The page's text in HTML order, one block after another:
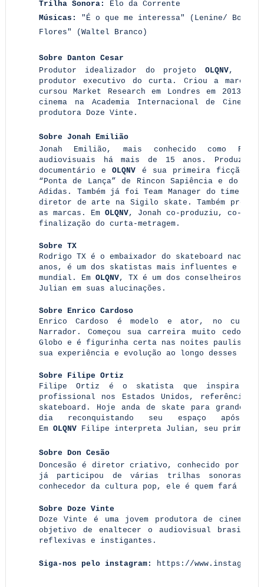
Trilha Sonora: Elo da Corrente
Músicas:
"É o que me interessa" (Lenine/ Boa
Flores" (Waltel Branco)
Sobre Danton Cesar
Produtor idealizador do projeto OLQNV, ele
produtor executivo do curta. Criou a marca
cursou Market Research em Londres em 2013.
cinema na Academia Internacional de
produtora Doze Vinte.
Sobre Jonah Emilião
Jonah Emilião, mais conhecido como
audiovisuais há mais de 15 anos. Produz
documentário eOLQNV é sua primeira ficção.
“Ponta de Lança” de Rincon Sapiência e do
Adidas. Também já foi Team Manager do time de
diretor de arte na Sigilo skate. Também
as marcas. EmOLQNV, Jonah co-produziu, co-
finalização do curta-metragem.
Sobre TX
Rodrigo TX é o embaixador do skateboard
anos, é um dos skatistas mais influentes e
mundial. Em OLQNV, TX é um dos conselheiros
Julian em suas alucinações.
Sobre Enrico Cardoso
Enrico Cardoso é modelo e ator, no curta-
Narrador. Começou sua carreira muito cedo
Globo e é figurinha certa nas noites
sua experiência e evolução ao longo desses
Sobre Filipe Ortiz
Filipe Ortiz é o skatista que inspira a
profissional nos Estados Unidos, referência
skateboard. Hoje anda de skate para grandes
dia reconquistando seu espaço após
Em OLQNV Filipe interpreta Julian, seu primeiro
Sobre Don Cesão
Doncesão é diretor criativo, conhecido por sua
já participou de várias trilhas sonoras
conhecedor da cultura pop, ele é quem fará a
Sobre Doze Vinte
Doze Vinte é uma jovem produtora de cinema
objetivo de enaltecer o audiovisual brasileiro
reflexivas e instigantes.
Siga-nos pelo instagram: https://